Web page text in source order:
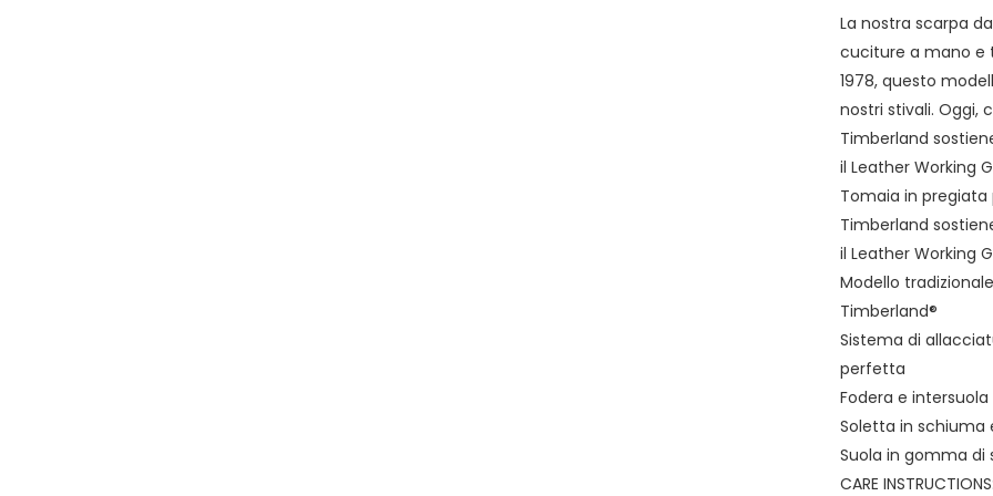
La nostra scarpa
cuciture a mano e
1978, questo
nostri stivali. Oggi,
Timberland
il Leather Working
Tomaia in
Timberland
il Leather Working
Modello
Timberland®
Sistema di
perfetta
Fodera e
Soletta in schiuma
Suola in gomma di
CARE